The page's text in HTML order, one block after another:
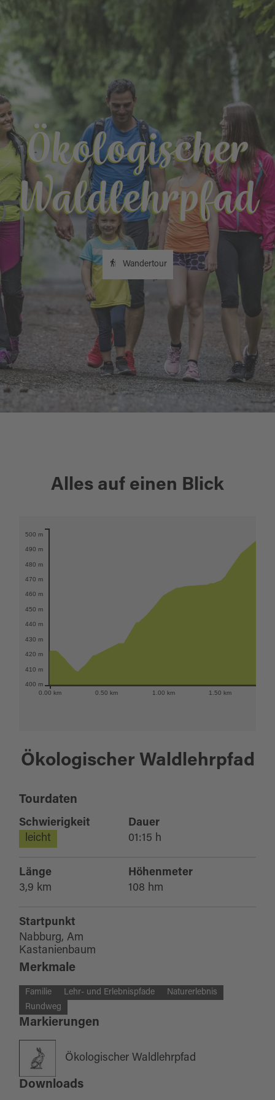
Ökologischer
Waldlehrpfad
Wandertour
Alles auf einen Blick
0.00 km 0.50 km 1.00 km 1.50 km
400 m
410 m
420 m
430 m
440 m
450 m
460 m
470 m
480 m
490 m
500 m
Ökologischer Waldlehrpfad
Tourdaten
Schwierigkeit
leicht
Dauer
01:15 h
Länge
3,9 km
Höhenmeter
108 hm
Startpunkt
Nabburg, Am
Kastanienbaum
Merkmale
Familie Lehr- und Erlebnispfade
Naturerlebnis
Rundweg
Markierungen
Ökologischer Waldlehrpfad
Downloads